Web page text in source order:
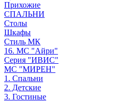
Прихожие
СПАЛЬНИ
Столы
Шкафы
Стиль МК
16. МС "Айри"
Серия "ИВИС"
МС "МИРЕН"
1. Спальни
2. Детские
3. Гостиные